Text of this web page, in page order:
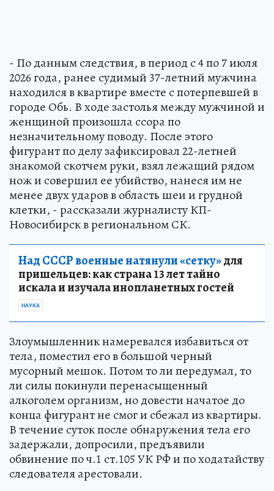
- По данным следствия, в период с 4 по 7 июля
2026 года, ранее судимый 37-летний мужчина
находился в квартире вместе с потерпевшей в
городе Обь. В ходе застолья между мужчиной и
женщиной произошла ссора по
незначительному поводу. После этого
фигурант по делу зафиксировал 22-летней
знакомой скотчем руки, взял лежащий рядом
нож и совершил ее убийство, нанеся им не
менее двух ударов в область шеи и грудной
клетки, - рассказали журналисту КП-
Новосибирск в региональном СК.
Над СССР военные натянули «сетку»для
пришельцев: как страна 13 лет тайно
искала и изучала инопланетных гостей
НАУКА
Злоумышленник намеревался избавиться от
тела, поместил его в большой черный
мусорный мешок. Потом то ли передумал, то
ли силы покинули перенасыщенный
алкоголем организм, но довести начатое до
конца фигурант не смог и сбежал из квартиры.
В течение суток после обнаружения тела его
задержали, допросили, предъявили
обвинение по ч.1 ст.105 УК РФ и по ходатайству
следователя арестовали.